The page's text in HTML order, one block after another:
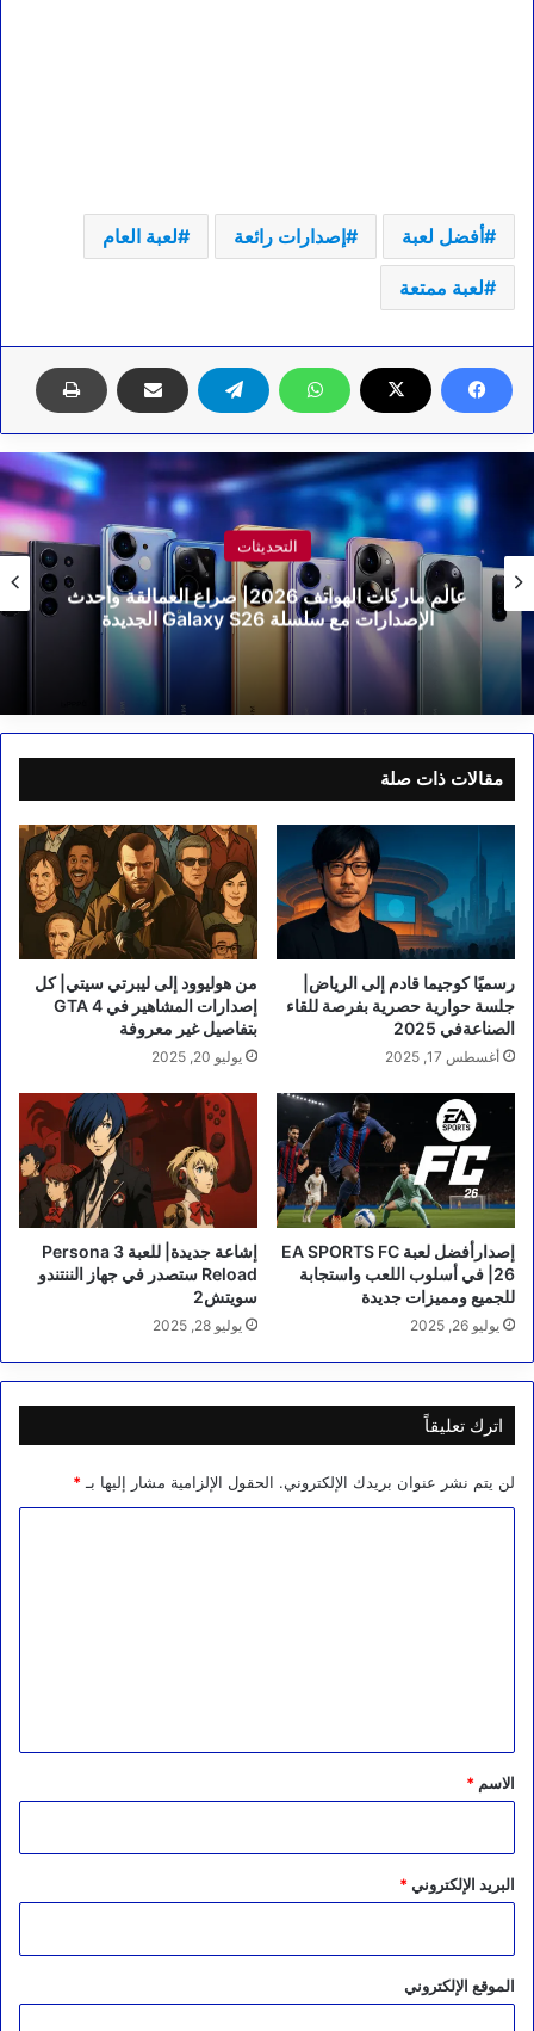
أفضل لعبة إصدارات رائعة لعبة العام
لعبة ممتعة
التحديثات
عالم ماركات الهواتف 2026| صراع العمالقة وأحدث
الإصدارات مع سلسلة Galaxy S26 الجديدة
مقالات ذات صلة
رسميًا كوجيما قادم إلى الرياض|
جلسة حوارية حصرية بفرصة للقاء
الصناعةفي 2025
أغسطس 17, 2025
من هوليوود إلى ليبرتي سيتي| كل
إصدارات المشاهير في GTA 4
بتفاصيل غير معروفة
يوليو 20, 2025
إصدارأفضل لعبة EA SPORTS FC
26| في أسلوب اللعب واستجابة
للجميع ومميزات جديدة
يوليو 26, 2025
إشاعة جديدة| للعبة Persona 3
Reload ستصدر في جهاز الننتندو
سويتش2
يوليو 28, 2025
اترك تعليقاً
لن يتم نشر عنوان بريدك الإلكتروني. الحقول الإلزامية مشار إليها بـ *
*
الاسم *
البريد الإلكتروني*
الموقع الإلكتروني